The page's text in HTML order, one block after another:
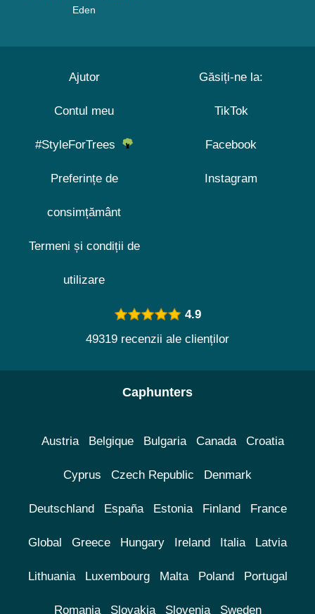
Eden
Ajutor
Contul meu
#StyleForTrees
Preferințe de
consimțământ
Termeni și condiții de
utilizare
Găsiți-ne la:
TikTok
Facebook
Instagram
4.9
49319 recenzii ale clienților
Caphunters
Austria Belgique Bulgaria Canada Croatia
Cyprus Czech Republic Denmark
Deutschland España Estonia Finland France
Global Greece Hungary Ireland Italia Latvia
Lithuania Luxembourg Malta Poland Portugal
Romania Slovakia Slovenia Sweden